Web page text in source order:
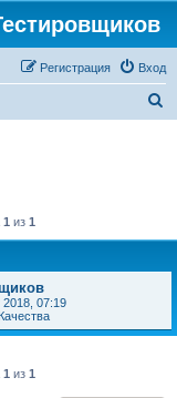
Вход
Регистрация
1 из 1
2018, 07:19
1 из 1